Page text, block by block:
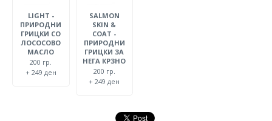
LIGHT -
ПРИРОДНИ
ГРИЦКИ СО
ЛОСОСОВО
МАСЛО
200 гр.
+ 249 ден
SALMON
SKIN &
COAT -
ПРИРОДНИ
ГРИЦКИ ЗА
НЕГА КРЗНО
200 гр.
+ 249 ден